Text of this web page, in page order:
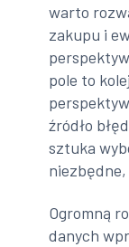
warto
zakupu i
pole to
źródło
sztuka
niezbędne,
Ogromną
danych